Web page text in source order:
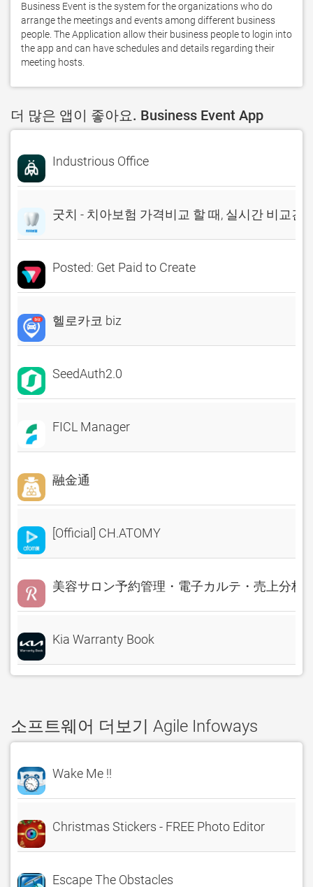
Business Event is the system for the organizations who do
arrange the meetings and events among different business
people. The Application allow their business people to login into
the app and can have schedules and details regarding their
meeting hosts.
더 많은 앱이 좋아요. Business Event App
Industrious Office
굿치 - 치아보험 가격비교 할 때, 실시간 비교견
Posted: Get Paid to Create
헬로카코 biz
SeedAuth2.0
FICL Manager
融金通
[Official] CH.ATOMY
美容サロン予約管理・電子カルテ・売上分析
Kia Warranty Book
소프트웨어 더보기 Agile Infoways
Wake Me !!
Christmas Stickers - FREE Photo Editor
Escape The Obstacles